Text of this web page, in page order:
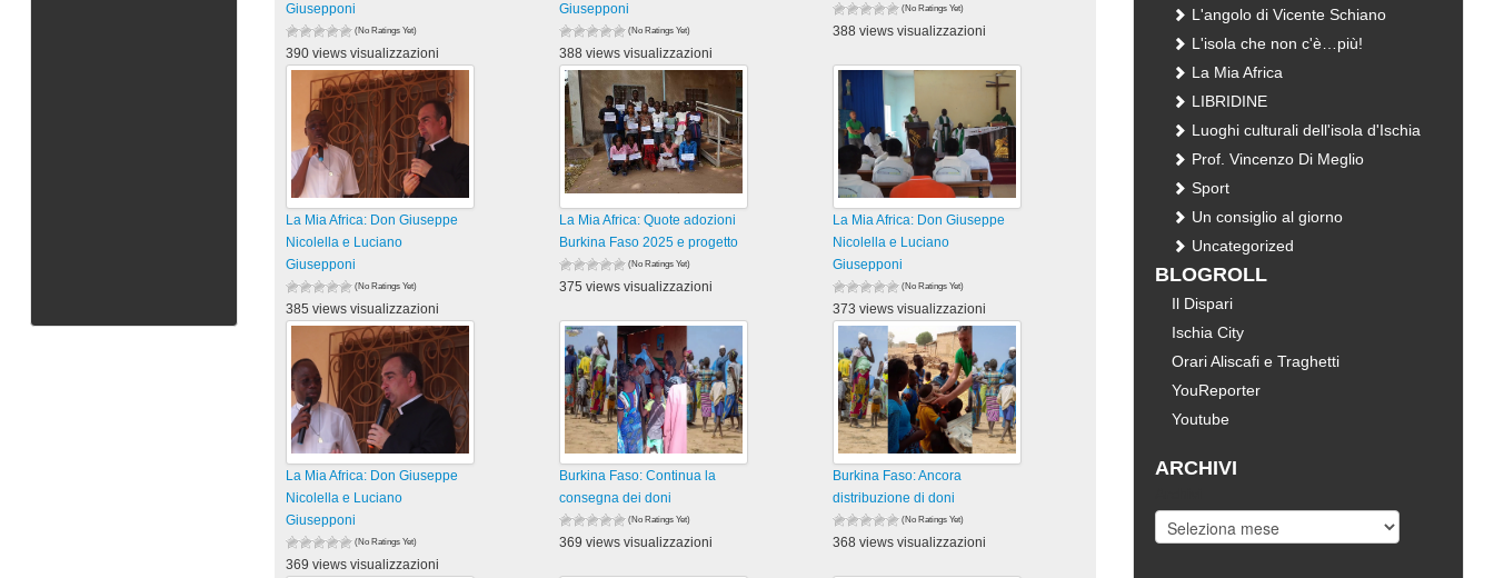
Giusepponi
(No Ratings Yet)
390 views visualizzazioni
Giusepponi
(No Ratings Yet)
388 views visualizzazioni
(No Ratings Yet)
388 views visualizzazioni
La Mia Africa: Don Giuseppe
Nicolella e Luciano
Giusepponi
(No Ratings Yet)
385 views visualizzazioni
La Mia Africa: Quote adozioni
Burkina Faso 2025 e progetto
(No Ratings Yet)
375 views visualizzazioni
La Mia Africa: Don Giuseppe
Nicolella e Luciano
Giusepponi
(No Ratings Yet)
373 views visualizzazioni
La Mia Africa: Don Giuseppe
Nicolella e Luciano
Giusepponi
(No Ratings Yet)
369 views visualizzazioni
Burkina Faso: Continua la
consegna dei doni
(No Ratings Yet)
369 views visualizzazioni
Burkina Faso: Ancora
distribuzione di doni
(No Ratings Yet)
368 views visualizzazioni
L'angolo di Vicente Schiano
L'isola che non c'è…più!
La Mia Africa
LIBRIDINE
Luoghi culturali dell'isola d'Ischia
Prof. Vincenzo Di Meglio
Sport
Un consiglio al giorno
Uncategorized
BLOGROLL
Il Dispari
Ischia City
Orari Aliscafi e Traghetti
YouReporter
Youtube
ARCHIVI